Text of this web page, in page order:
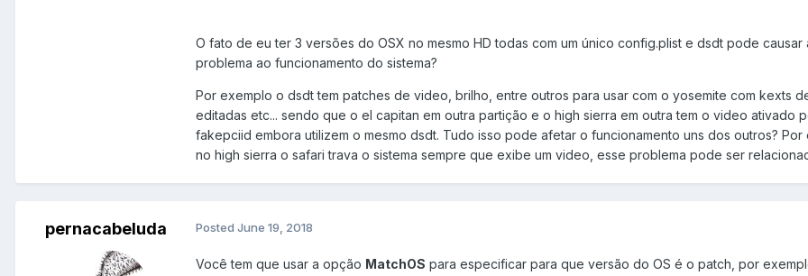
O fato de eu ter 3 versões do OSX no mesmo HD todas com um único config.plist e dsdt pode causar
problema ao funcionamento do sistema?
Por exemplo o dsdt tem patches de video, brilho, entre outros para usar com o yosemite com kexts
editadas etc... sendo que o el capitan em outra partição e o high sierra em outra tem o video ativado
fakepciid embora utilizem o mesmo dsdt. Tudo isso pode afetar o funcionamento uns dos outros? Por
no high sierra o safari trava o sistema sempre que exibe um video, esse problema pode ser
pernacabeluda Posted June 19, 2018
Você tem que usar a opção MatchOS para especificar para que versão do OS é o patch, por